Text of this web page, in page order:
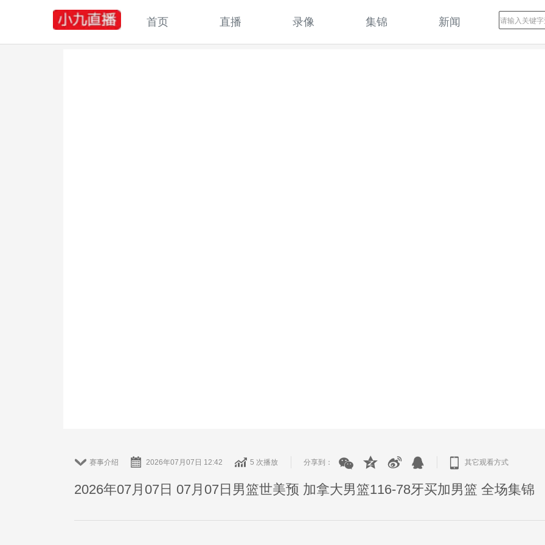
首页 直播 录像 集锦 新闻
赛事介绍 2026年07月07日 12:42 5 次播放 分享到： 其它观看方式
2026年07月07日 07月07日男篮世美预 加拿大男篮116-78牙买加男篮 全场集锦